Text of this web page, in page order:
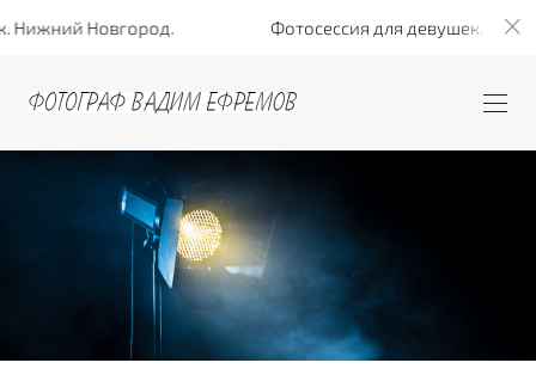
Новгород. Фотосессия для девушек. Нижний